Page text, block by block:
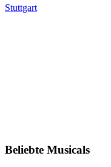
Stuttgart
Beliebte Musicals